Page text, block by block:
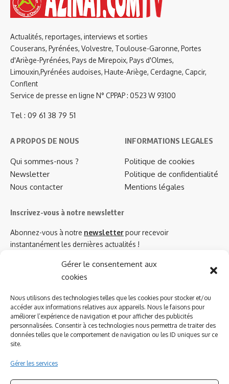
Gérer le consentement aux
cookies
Nous utilisons des technologies telles que les cookies pour stocker et/ou
accéder aux informations relatives aux appareils. Nous le faisons pour
améliorer l’expérience de navigation et pour afficher des publicités
personnalisées. Consentir à ces technologies nous permettra de traiter des
données telles que le comportement de navigation ou les ID uniques sur ce
site.
Gérer les services
Actualités, reportages, interviews et sorties
Couserans, Pyrénées, Volvestre, Toulouse-Garonne, Portes
d'Ariège-Pyrénées, Pays de Mirepoix, Pays d'Olmes,
Limouxin,Pyrénées audoises, Haute-Ariège, Cerdagne, Capcir,
Conflent
Service de presse en ligne N° CPPAP : 0523 W 93100
Tel : 09 61 38 79 51
A PROPOS DE NOUS
Qui sommes-nous ?
Newsletter
Nous contacter
INFORMATIONS LEGALES
Politique de cookies
Politique de confidentialité
Mentions légales
Inscrivez-vous à notre newsletter
Abonnez-vous à notre newsletterpour recevoir
instantanément les dernières actualités !
Azinat.com TV soutient